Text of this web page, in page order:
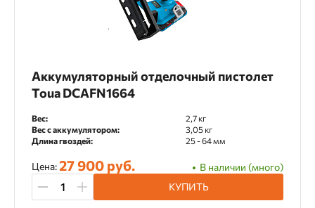
Каркасное домостроение
Монтаж декоративных элементов
Отделочные работы
Материал применения
Аккумуляторный отделочный пистолет
Toua DCAFN1664
Вес:
2,7 кг
Вес с аккумулятором:
3,05 кг
Длина гвоздей:
25 - 64 мм
Цена:27 900 руб.
В наличии (много)
КУПИТЬ